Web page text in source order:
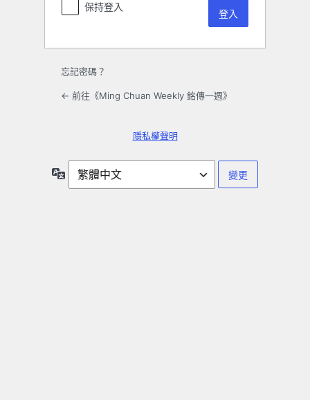
保持登入
忘記密碼？
← 前往《Ming Chuan Weekly 銘傳一週》
隱私權聲明
言